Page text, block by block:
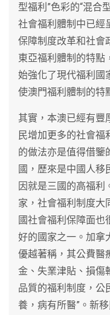
型福利”色彩的“混合
社會福利體制中已經
保障制度改革和社會
東亞福利體制的特點
始強化了現代福利國
使澳門福利體制的特
其實，本澳已經有豐
民增加更多的社會福
的做法亦是值得借鑒
國，歷來是中國人移
因就是三國的高福利
家，社會福利制度大
國社會福利保障面也
好的國家之一。加拿
優越著稱，其公費醫
金、失業津貼、損傷
品質的福利制度，公
養，病有所醫”。新